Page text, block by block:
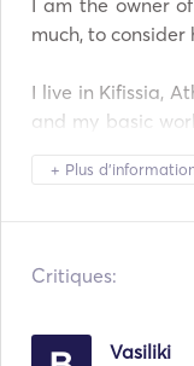
I am the owner
much, to consider
I live in Kifissia,
and my basic
chocolate, and
of Evia island,
+ Plus
Critiques:
Vasiliki